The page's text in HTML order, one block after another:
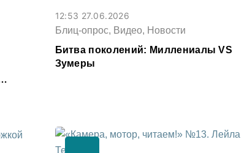
12:53 27.06.2026
Блиц-опрос, Видео, Новости
Битва поколений: Миллениалы VS
Зумеры